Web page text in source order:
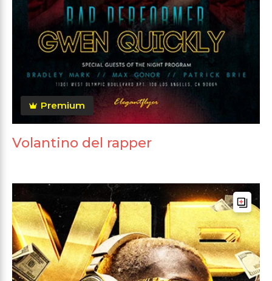
Premium
Volantino del rapper